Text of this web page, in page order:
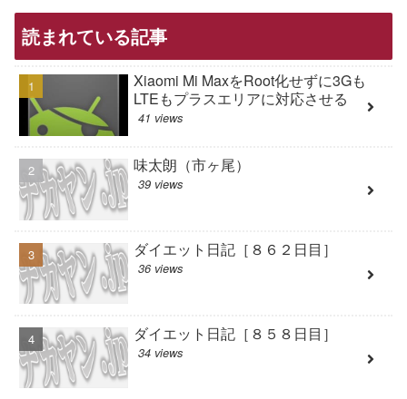
読まれている記事
Xiaomi Mi MaxをRoot化せずに3Gも
LTEもプラスエリアに対応させる
41 views
味太朗（市ヶ尾）
39 views
ダイエット日記［８６２日目］
36 views
ダイエット日記［８５８日目］
34 views